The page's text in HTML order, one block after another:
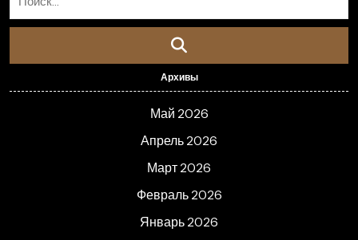
Архивы
Май 2026
Апрель 2026
Март 2026
Февраль 2026
Январь 2026